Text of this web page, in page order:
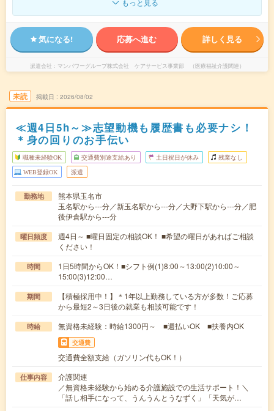
もっと見る
気になる! 応募へ進む 詳しく見る
派遣会社 マンパワーグループ株式会社 ケアサービス事業部 （医療福祉介護関連）
未読 掲載日 2026/08/02
≪週4日5h～≫志望動機も履歴書も必要ナシ！
＊身の回りのお手伝い
職種未経験OK 交通費別途支給あり 土日祝日が休み 残業なし
WEB登録OK 派遣
勤務地
熊本県玉名市
玉名駅から---分／新玉名駅から---分／大野下駅から---分／肥
後伊倉駅から---分
曜日頻度
週4日～ ■曜日固定の相談OK！ ■希望の曜日があればご相談
ください！
時間
1日5時間からOK！■シフト例(1)8:00～13:00(2)10:00～
15:00(3)12:00…
期間
【積極採用中！】＊1年以上勤務している方が多数！ご応募
から最短2～3日後の就業も相談可能です！
時給 無資格未経験：時給1300円～ ■週払いOK ■扶養内OK
交通費
交通費全額支給（ガソリン代もOK！）
仕事内容
介護関連
／無資格未経験から始める介護施設での生活サポート！＼
「話し相手になって、うんうんとうなずく」「天気が…